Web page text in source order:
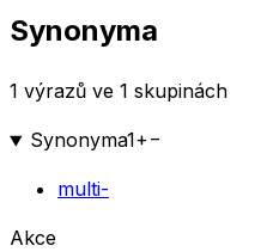
Synonyma
1 výrazů ve 1 skupinách
Synonyma1+−
multi-
Akce